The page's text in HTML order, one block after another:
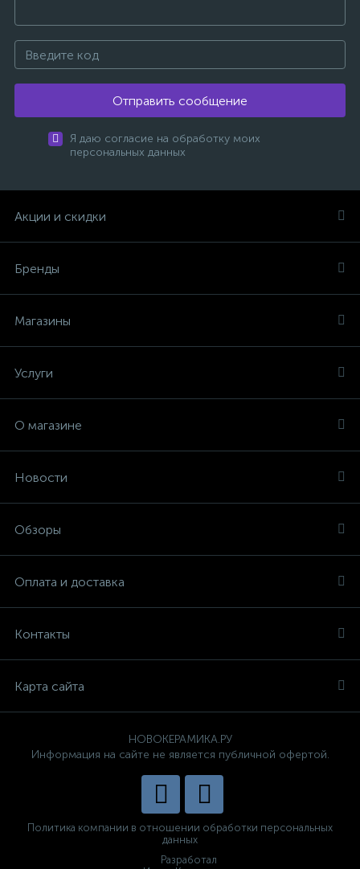
Отправить сообщение
Я даю согласие на обработку моих
персональных данных
Акции и скидки
Бренды
Магазины
Услуги
О магазине
Новости
Обзоры
Оплата и доставка
Контакты
Карта сайта
НОВОКЕРАМИКА.РУ
Информация на сайте не является публичной офертой.
Политика компании в отношении обработки персональных
данных
Разработал